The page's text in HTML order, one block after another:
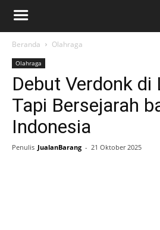
Beranda Olahraga
Olahraga
Debut Verdonk di
Tapi Bersejarah
Indonesia
Penulis JualanBarang - 21 Oktober 2025